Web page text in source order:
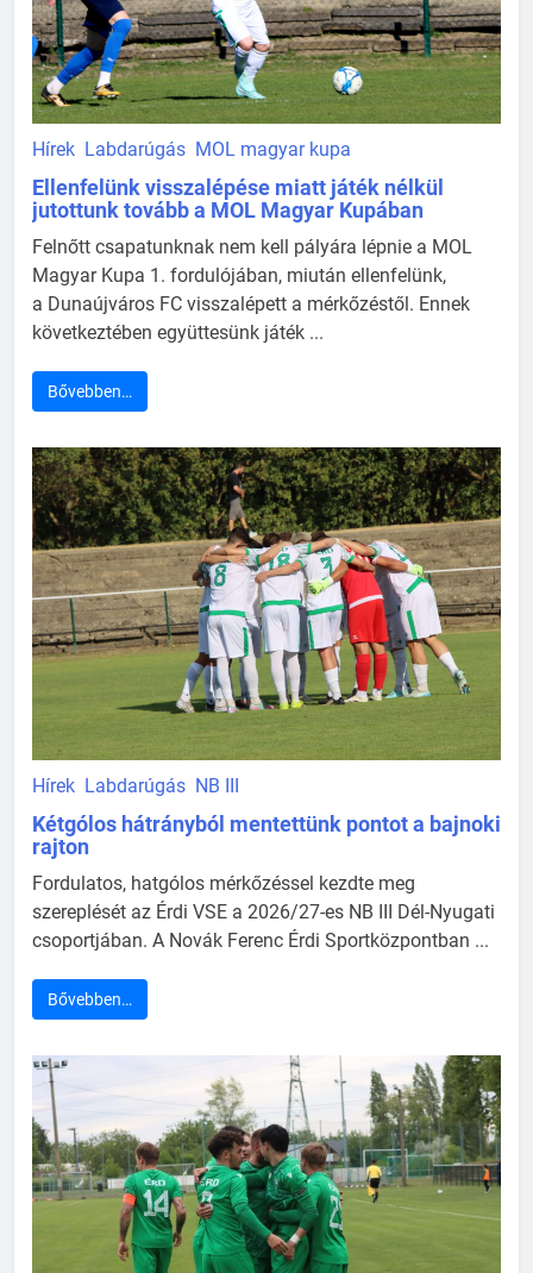
Hírek Labdarúgás MOL magyar kupa
Ellenfelünk visszalépése miatt játék nélkül
jutottunk tovább a MOL Magyar Kupában
Felnőtt csapatunknak nem kell pályára lépnie a MOL
Magyar Kupa 1. fordulójában, miután ellenfelünk,
a Dunaújváros FC visszalépett a mérkőzéstől. Ennek
következtében együttesünk játék ...
Bővebben…
Hírek Labdarúgás NB III
Kétgólos hátrányból mentettünk pontot a bajnoki
rajton
Fordulatos, hatgólos mérkőzéssel kezdte meg
szereplését az Érdi VSE a 2026/27-es NB III Dél-Nyugati
csoportjában. A Novák Ferenc Érdi Sportközpontban ...
Bővebben…